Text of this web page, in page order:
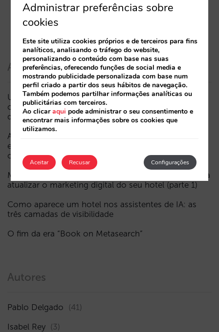
Artigos recentes
Um Mundial pode reduzir as reservas hoteleiras? O
caso do México durante o Campeonato do Mundo
da FIFA 2026
A Sarai incorpora o multi-room: reservas complexas
e procura de elevado valor, agora também em
conversação
Menos campanhas, mais inteligentes: manual IA para
atualizar o marketing digital do seu hotel (parte 1)
Como aparece um hotel nos assistentes de IA: as
três camadas de visibilidade
O fim da era “Book on Metasearch”
Autores
Pablo Delgado (41)
Isabel Rey (3)
Administrar preferências sobre
cookies
Este site utiliza cookies próprios e de terceiros para fins
analíticos, analisando o tráfego do website,
personalizando o conteúdo com base nas suas
preferências, oferecendo funções de social media e
mostrando publicidade personalizada com base num
perfil criado a partir dos seus hábitos de navegação.
Também podemos partilhar informações analíticas ou
publicitárias com terceiros.
Ao clicaraqui pode administrar o seu consentimento e
encontrar mais informações sobre os cookies que
utilizamos.
Aceitar Configurações
Recusar